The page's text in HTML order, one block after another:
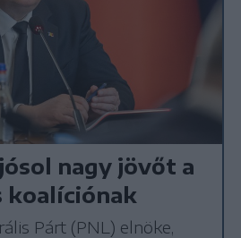
nagy jövőt a
koalíciónak
Párt (PNL) elnöke,